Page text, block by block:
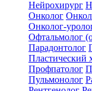
Нейрохирург
Онколог
Онколог-
Офтальмолог
Парадонтолог
Пластический
Профпатолог
Пульмонолог